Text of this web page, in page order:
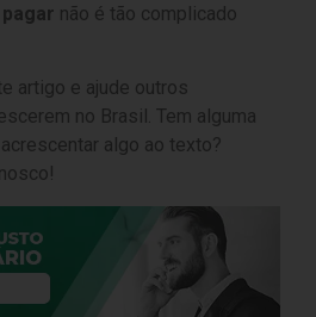
não é tão complicado
artigo e ajude outros
no Brasil. Tem alguma
algo ao texto?